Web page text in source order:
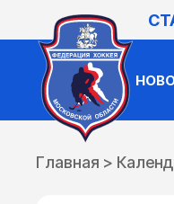
Главная >